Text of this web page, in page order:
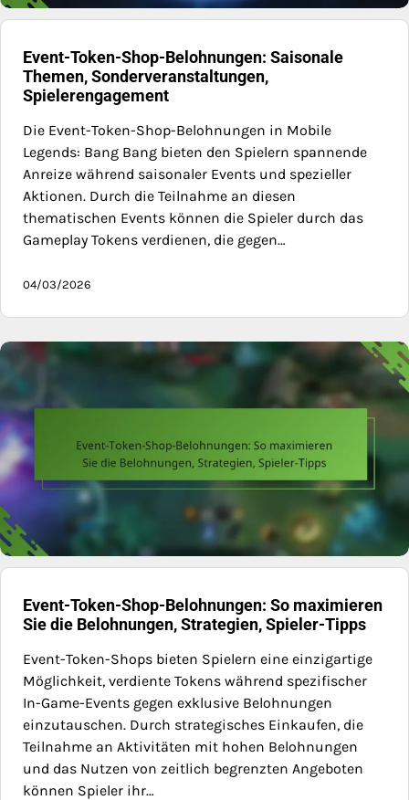
Event-Token-Shop-Belohnungen: Saisonale
Themen, Sonderveranstaltungen,
Spielerengagement
Die Event-Token-Shop-Belohnungen in Mobile
Legends: Bang Bang bieten den Spielern spannende
Anreize während saisonaler Events und spezieller
Aktionen. Durch die Teilnahme an diesen
thematischen Events können die Spieler durch das
Gameplay Tokens verdienen, die gegen…
04/03/2026
Event-Token-Shop-Belohnungen: So maximieren
Sie die Belohnungen, Strategien, Spieler-Tipps
Event-Token-Shops bieten Spielern eine einzigartige
Möglichkeit, verdiente Tokens während spezifischer
In-Game-Events gegen exklusive Belohnungen
einzutauschen. Durch strategisches Einkaufen, die
Teilnahme an Aktivitäten mit hohen Belohnungen
und das Nutzen von zeitlich begrenzten Angeboten
können Spieler ihr…